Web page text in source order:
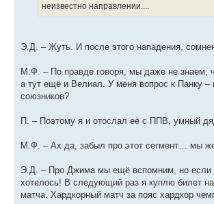
неизвестно направлении....
Э.Д. – Жуть. И после этого нападения,
М.Ф. – По правде говоря, мы даже не знаем,
а тут ещё и Велиал. У меня вопрос к Панку –
союзников?
П. – Поэтому я и отослал её с ППВ, умный
М.Ф. – Ах да, забыл про этот сегмент… мы
Э.Д. – Про Джима мы ещё вспомним, но если
хотелось! В следующий раз я куплю билет
матча. Хардкорный матч за пояс хардкор